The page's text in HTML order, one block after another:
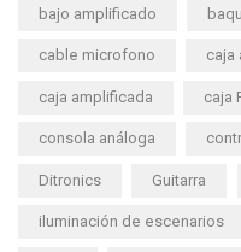
bajo amplificado
cable microfono caja
caja amplificada caja
consola análoga
Ditronics Guitarra
iluminación de escenarios